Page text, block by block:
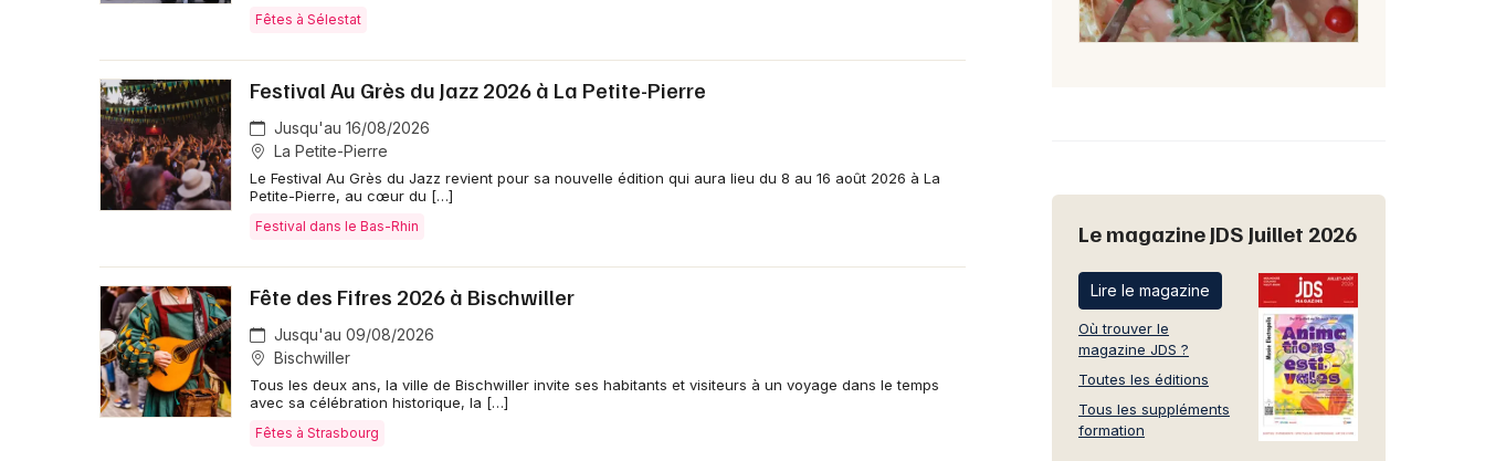
Fêtes à Sélestat
Festival Au Grès du Jazz 2026 à La Petite-Pierre
Jusqu'au 16/08/2026
La Petite-Pierre
Le Festival Au Grès du Jazz revient pour sa nouvelle édition qui aura lieu du 8 au 16 août 2026 à La
Petite-Pierre, au cœur du […]
Festival dans le Bas-Rhin
Fête des Fifres 2026 à Bischwiller
Jusqu'au 09/08/2026
Bischwiller
Tous les deux ans, la ville de Bischwiller invite ses habitants et visiteurs à un voyage dans le temps
avec sa célébration historique, la […]
Fêtes à Strasbourg
Le magazine JDS Juillet 2026
Lire le magazine
Où trouver le
magazine JDS ?
Toutes les éditions
Tous les suppléments
formation